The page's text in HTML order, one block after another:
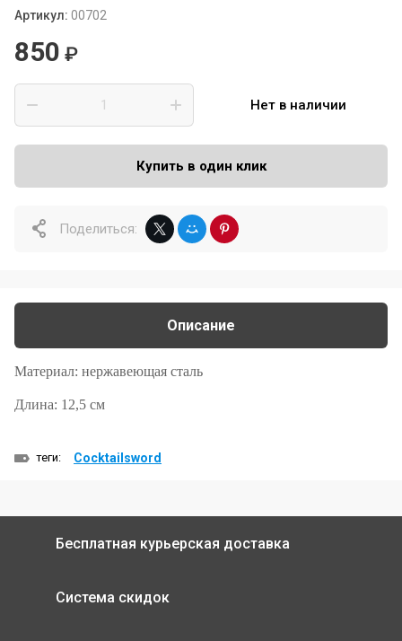
Артикул: 00702
850 ₽
Нет в наличии
Купить в один клик
Поделиться:
Описание
Материал: нержавеющая сталь
Длина: 12,5 см
теги: Cocktailsword
Бесплатная курьерская доставка
Система скидок